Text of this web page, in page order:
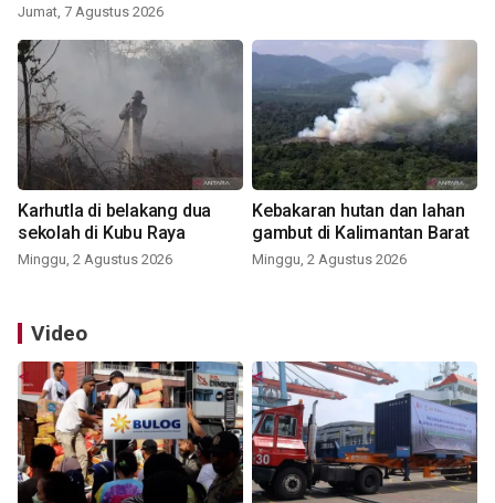
Jumat, 7 Agustus 2026
Karhutla di belakang dua
sekolah di Kubu Raya
Minggu, 2 Agustus 2026
Kebakaran hutan dan lahan
gambut di Kalimantan Barat
Minggu, 2 Agustus 2026
Video